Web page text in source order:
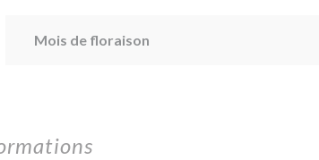
Mois de floraison